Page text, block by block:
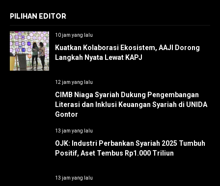
PILIHAN EDITOR
10 jam yang lalu
Kuatkan Kolaborasi Ekosistem, AAJI Dorong
Langkah Nyata Lewat KAPJ
12 jam yang lalu
CIMB Niaga Syariah Dukung Pengembangan
Literasi dan Inklusi Keuangan Syariah di UNIDA
Gontor
13 jam yang lalu
OJK: Industri Perbankan Syariah 2025 Tumbuh
Positif, Aset Tembus Rp1.000 Triliun
13 jam yang lalu